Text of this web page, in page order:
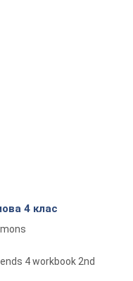
4 клас
4 workbook 2nd